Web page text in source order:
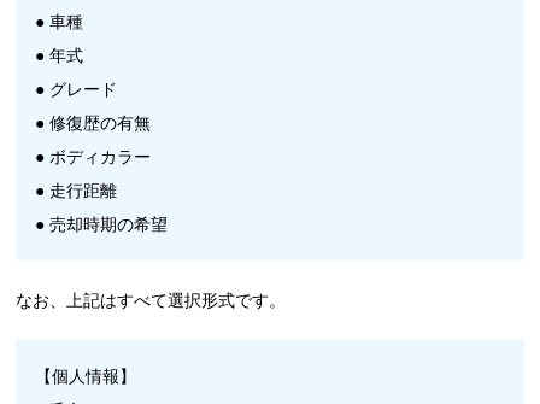
● 車種
● 年式
● グレード
● 修復歴の有無
● ボディカラー
● 走行距離
● 売却時期の希望
なお、上記はすべて選択形式です。
【個人情報】